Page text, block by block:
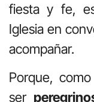
fiesta y fe,
Iglesia en
acompañar.
Porque,
ser